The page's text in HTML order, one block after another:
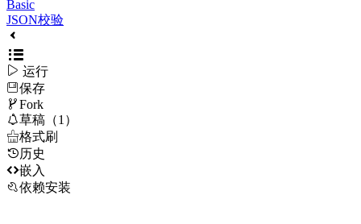
Basic
JSON校验
 运行
保存
Fork
草稿（1）
格式刷
历史
嵌入
依赖安装